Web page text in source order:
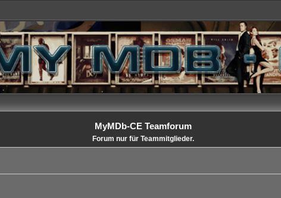
MyMDb-CE Teamforum
Forum nur für Teammitglieder.